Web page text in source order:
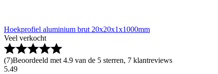
Hoekprofiel aluminium brut 20x20x1x1000mm
Veel verkocht
(7)Beoordeeld met 4.9 van de 5 sterren, 7 klantreviews
5.49